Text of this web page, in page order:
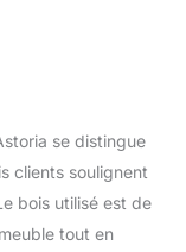
se distingue
clients soulignent
bois utilisé est de
tout en